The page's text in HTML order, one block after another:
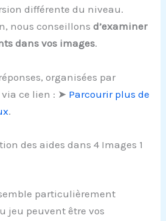
différente du niveau.
nous conseillonsd’examiner
dans vos images.
organisées par
ce lien : ➤ Parcourir plus de
.
des aides dans 4 Images 1
particulièrement
jeu peuvent être vos